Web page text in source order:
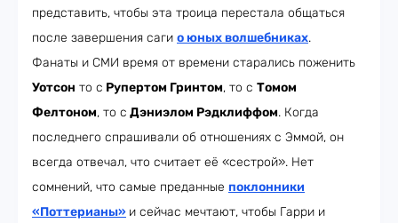
представить, чтобы эта троица перестала общаться
после завершения саги о юных волшебниках.
Фанаты и СМИ время от времени старались поженить
Уотсон то с Рупертом Гринтом, то с Томом
Фелтоном, то с Дэниэлом Рэдклиффом. Когда
последнего спрашивали об отношениях с Эммой, он
всегда отвечал, что считает её «сестрой». Нет
сомнений, что самые преданные поклонники
«Поттерианы» и сейчас мечтают, чтобы Гарри и